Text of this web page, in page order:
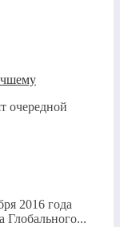
очередной
2016 года
Глобального...